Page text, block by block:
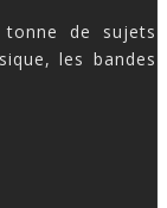
de sujets
les bandes